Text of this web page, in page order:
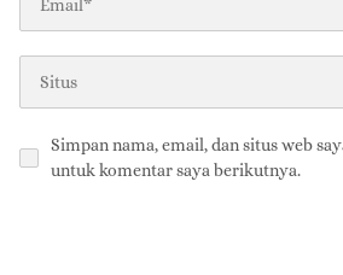
Simpan nama, email, dan situs web
untuk komentar saya berikutnya.